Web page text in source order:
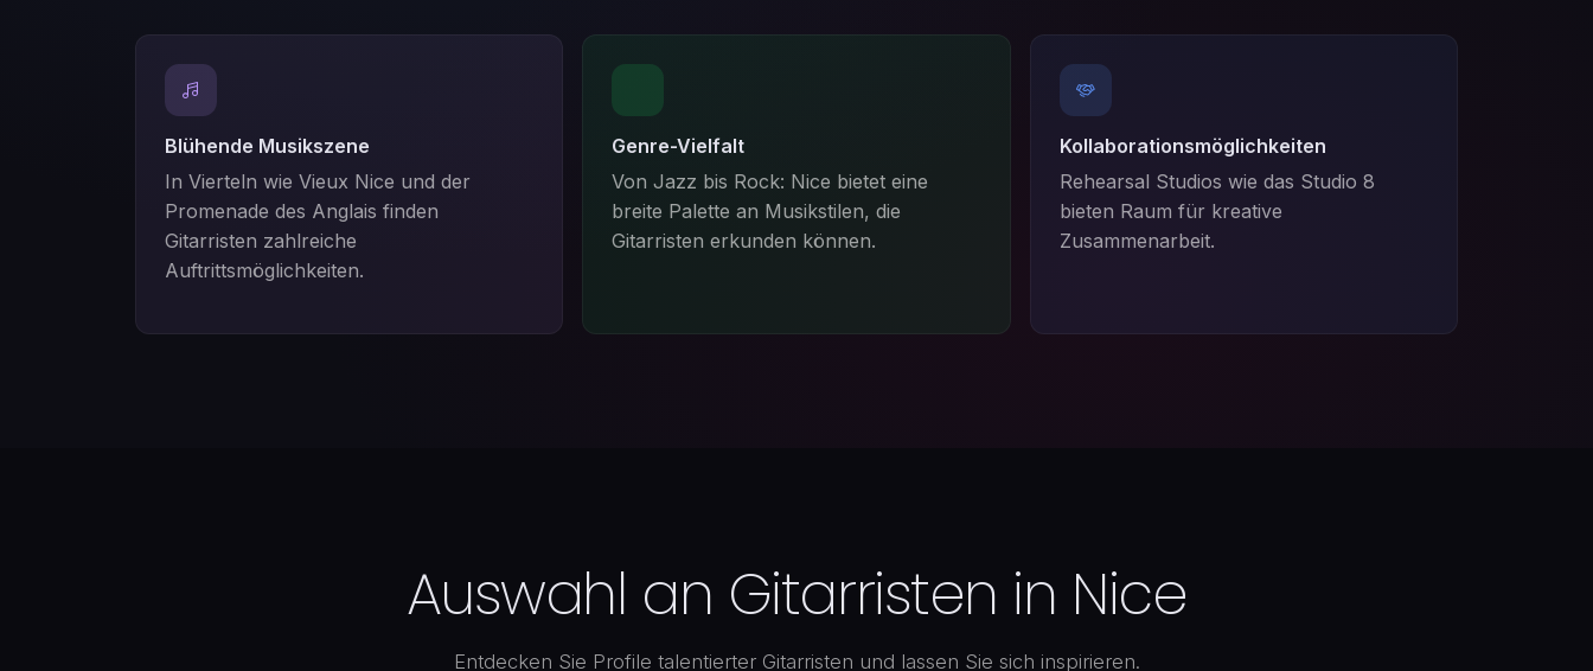
Blühende Musikszene
In Vierteln wie Vieux Nice und der
Promenade des Anglais finden
Gitarristen zahlreiche
Auftrittsmöglichkeiten.
Genre-Vielfalt
Von Jazz bis Rock: Nice bietet eine
breite Palette an Musikstilen, die
Gitarristen erkunden können.
Kollaborationsmöglichkeiten
Rehearsal Studios wie das Studio 8
bieten Raum für kreative
Zusammenarbeit.
Auswahl an Gitarristen in Nice
Entdecken Sie Profile talentierter Gitarristen und lassen Sie sich inspirieren.